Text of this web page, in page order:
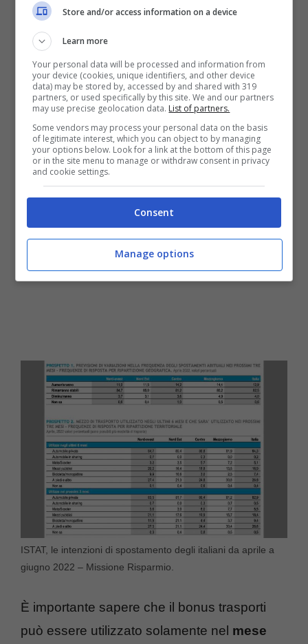
solo requisito. Bisogna infatti avere un ISEE
inferiore a
beneficio anche per i
minorenni a carico
l’importo massimo erogabile è di60 euro
bonus ricevuto non è cedibile e può essere
utilizzato per acquistare gli abbonamenti del
trasporto pubblico locale.
ISTAT, le intenzioni di spostamento degli italiani da aprile a
giugno 2022 – Missione Risparmio.
È importante sapere che il bonus trasporti
può essere utilizzato solamente nel mese
Store and/or access information on a device
Learn more
Your personal data will be processed and information from
your device (cookies, unique identifiers, and other device
data) may be stored by, accessed by and shared with 319
partners, or used specifically by this site. We and our partners
may use precise geolocation data. List of partners.
Some vendors may process your personal data on the basis
of legitimate interest, which you can object to by managing
your options below. Look for a link at the bottom of this page
or in the site menu to manage or withdraw consent in privacy
and cookie settings.
Consent
Manage options